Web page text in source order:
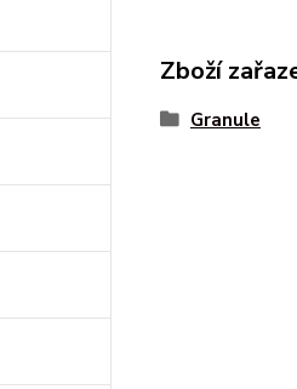
Zboží
Granule